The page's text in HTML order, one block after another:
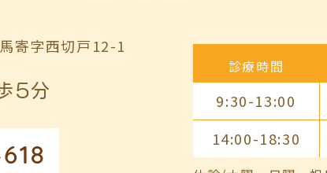
寄字西切戸12-1
5分
診療時間
9:30-13:00
14:00-18:30